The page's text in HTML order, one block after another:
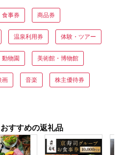
食事券 商品券
温泉利用券 体験・ツアー
動物園 美術館・博物館
画 音楽 株主優待券
すすめの返礼品